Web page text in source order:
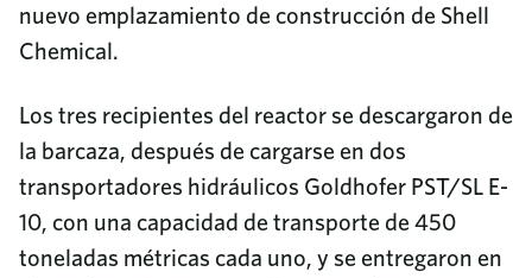
nuevo emplazamiento de construcción de Shell
Chemical.
Los tres recipientes del reactor se descargaron de
la barcaza, después de cargarse en dos
transportadores hidráulicos Goldhofer PST/SL E-
10, con una capacidad de transporte de 450
toneladas métricas cada uno, y se entregaron en